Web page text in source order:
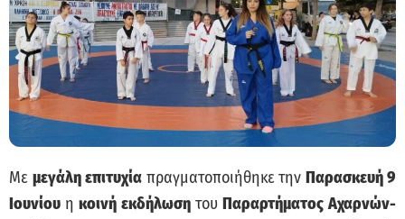
Με μεγάλη επιτυχία πραγματοποιήθηκε την Παρασκευή 9
Ιουνίου η κοινή εκδήλωση του Παραρτήματος Αχαρνών-